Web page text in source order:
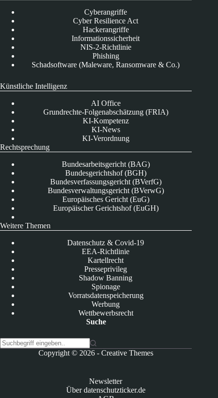
Cyberangriffe
Cyber Resilience Act
Hackerangriffe
Informationssicherheit
NIS-2-Richtlinie
Phishing
Schadsoftware (Maleware, Ransomware & Co.)
Künstliche Intelligenz
AI Office
Grundrechte-Folgenabschätzung (FRIA)
KI-Kompetenz
KI-News
KI-Verordnung
Rechtsprechung
Bundesarbeitsgericht (BAG)
Bundesgerichtshof (BGH)
Bundesverfassungsgericht (BVerfG)
Bundesverwaltungsgericht (BVerwG)
Europäisches Gericht (EuG)
Europäischer Gerichtshof (EuGH)
Weitere Themen
Datenschutz & Covid-19
EEA-Richtlinie
Kartellrecht
Presseprivileg
Shadow Banning
Spionage
Vorratsdatenspeicherung
Werbung
Wettbewerbsrecht
Suche
Copyright © 2026 -Creative Themes
Newsletter
Über datenschutzticker.de